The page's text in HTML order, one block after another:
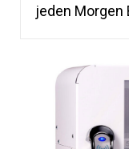
jeden Morgen